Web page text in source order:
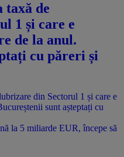
taxă de
1 și care e
de la anul.
cu păreri și
la 5 miliarde EUR, începe să